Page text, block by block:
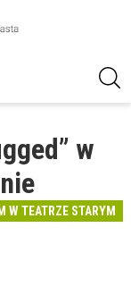
w
W TEATRZE STARYM